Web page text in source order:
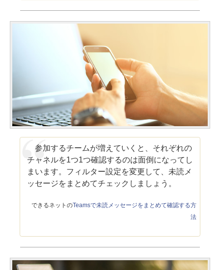
参加するチームが増えていくと、それぞれの
チャネルを1つ1つ確認するのは面倒になってし
まいます。フィルター設定を変更して、未読メ
ッセージをまとめてチェックしましょう。
できるネットのTeamsで未読メッセージをまとめて確認する方
法